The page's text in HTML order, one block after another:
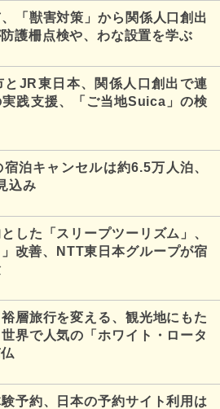
「獣害対策」から関係人口創出
護柵点検や、わな設置を学ぶ
とJR東日本、関係人口創出で連
践支援、「ご当地Suica」の検
泊キャンセルは約6.5万人泊、
込み
した「スリープツーリズム」、
改善、NTT東日本グループが宿
層旅行を変える、観光地にもた
界で人気の「ホワイト・ロータ
予約、日本の予約サイト利用は